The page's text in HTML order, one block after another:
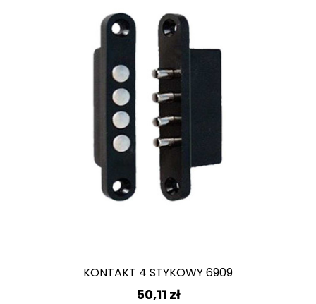
KONTAKT 4 STYKOWY 6909
Cena
50,11 zł